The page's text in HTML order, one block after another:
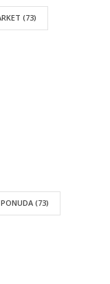
(73)
(73)